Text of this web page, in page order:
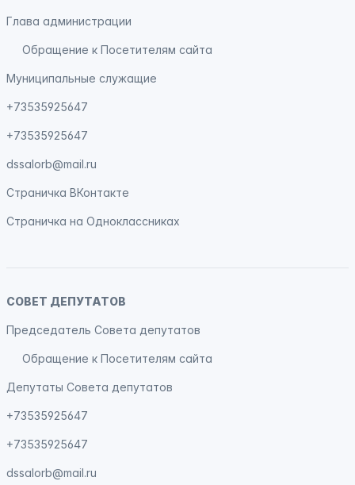
Глава администрации
Обращение к Посетителям сайта
Муниципальные служащие
+73535925647
+73535925647
dssalorb@mail.ru
Страничка ВКонтакте
Страничка на Одноклассниках
СОВЕТ ДЕПУТАТОВ
Председатель Совета депутатов
Обращение к Посетителям сайта
Депутаты Совета депутатов
+73535925647
+73535925647
dssalorb@mail.ru